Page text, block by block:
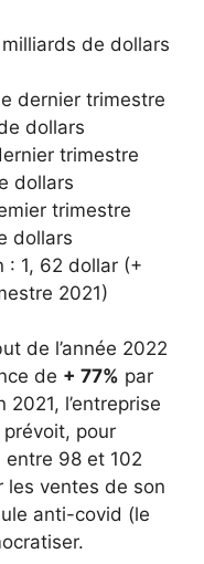
de dollars
dernier trimestre
dollars
trimestre
dollars
trimestre
dollars
: 1, 62 dollar (+
2021)
de l’année 2022
de + 77% par
l’entreprise
pour
entre 98 et 102
les ventes de son
anti-covid (le